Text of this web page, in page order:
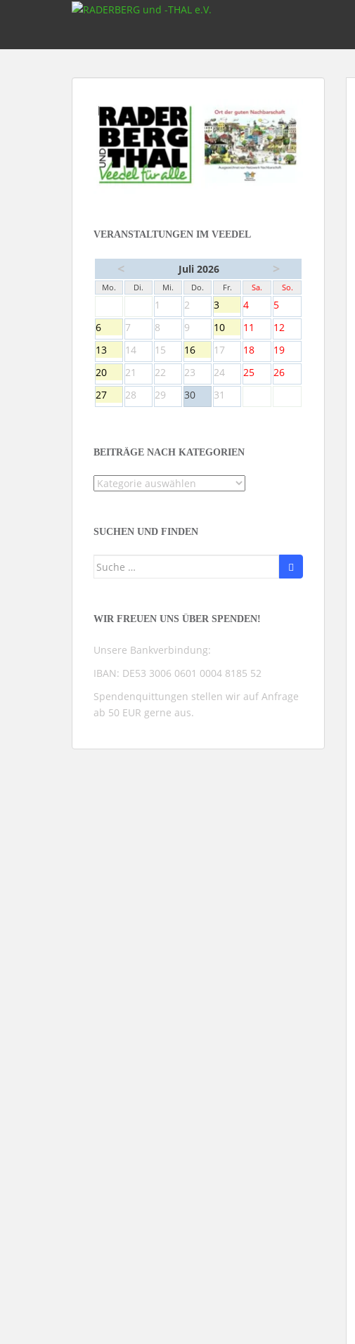
VERANSTALTUNGEN IM VEEDEL
< Juli 2026 >
Mo. Di. Mi. Do. Fr. Sa. So.
1 2 3 4
5
6
7 8 9 10 11
12
13
14 15 16 17 18
19
20
21 22 23 24 25
26
27
28 29 30 31
BEITRÄGE NACH KATEGORIEN
Beiträge
SUCHEN UND FINDEN
Suche
WIR FREUEN UNS ÜBER SPENDEN!
Unsere Bankverbindung:
IBAN: DE53 3006 0601 0004 8185 52
Spendenquittungen stellen wir auf Anfrage
ab 50 EUR gerne aus.